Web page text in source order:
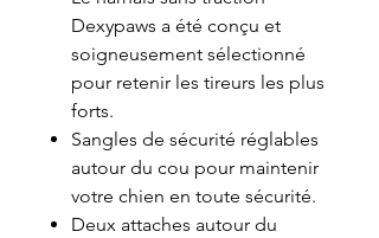
Dexypaws a été conçu et
soigneusement sélectionné
pour retenir les tireurs les plus
forts.
Sangles de sécurité réglables
autour du cou pour maintenir
votre chien en toute sécurité.
Deux attaches autour du